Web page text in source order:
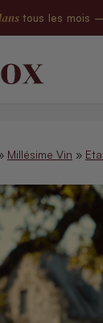
tous les mois
Millésime Vin »